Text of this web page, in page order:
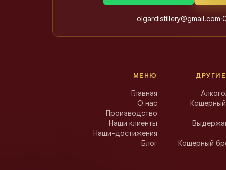
·
olgardistillery@gmail.com
Кошерный
МЕНЮ
Главная
О нас
Производство
Наши клиенты
Наши-достижения
Блог